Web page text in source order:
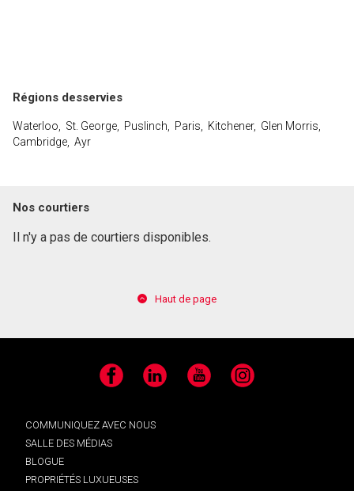
Régions desservies
Waterloo, St. George, Puslinch, Paris, Kitchener, Glen Morris,
Cambridge, Ayr
Nos courtiers
Il n'y a pas de courtiers disponibles.
Haut de page
Facebook LinkedIn YouTube Instagram
COMMUNIQUEZ AVEC NOUS
SALLE DES MÉDIAS
BLOGUE
PROPRIÉTÉS LUXUEUSES